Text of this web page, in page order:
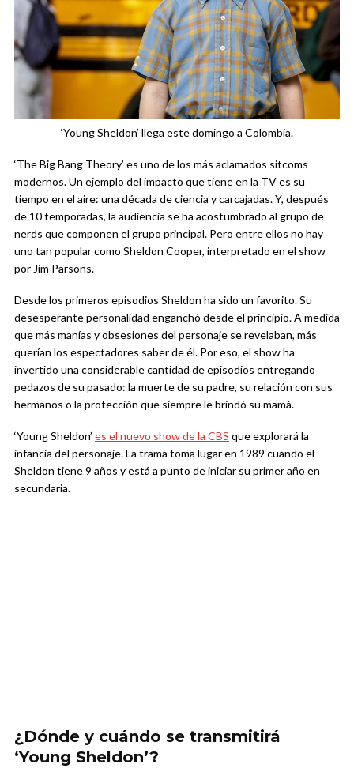
‘Young Sheldon’ llega este domingo a Colombia.
‘The Big Bang Theory’ es uno de los más aclamados sitcoms
modernos. Un ejemplo del impacto que tiene en la TV es su
tiempo en el aire: una década de ciencia y carcajadas. Y, después
de 10 temporadas, la audiencia se ha acostumbrado al grupo de
nerds que componen el grupo principal. Pero entre ellos no hay
uno tan popular como Sheldon Cooper, interpretado en el show
por Jim Parsons.
Desde los primeros episodios Sheldon ha sido un favorito. Su
desesperante personalidad enganchó desde el principio. A medida
que más manías y obsesiones del personaje se revelaban, más
querían los espectadores saber de él. Por eso, el show ha
invertido una considerable cantidad de episodios entregando
pedazos de su pasado: la muerte de su padre, su relación con sus
hermanos o la protección que siempre le brindó su mamá.
‘Young Sheldon’ es el nuevo show de la CBS que explorará la
infancia del personaje. La trama toma lugar en 1989 cuando el
Sheldon tiene 9 años y está a punto de iniciar su primer año en
secundaria.
¿Dónde y cuándo se transmitirá
‘Young Sheldon’?